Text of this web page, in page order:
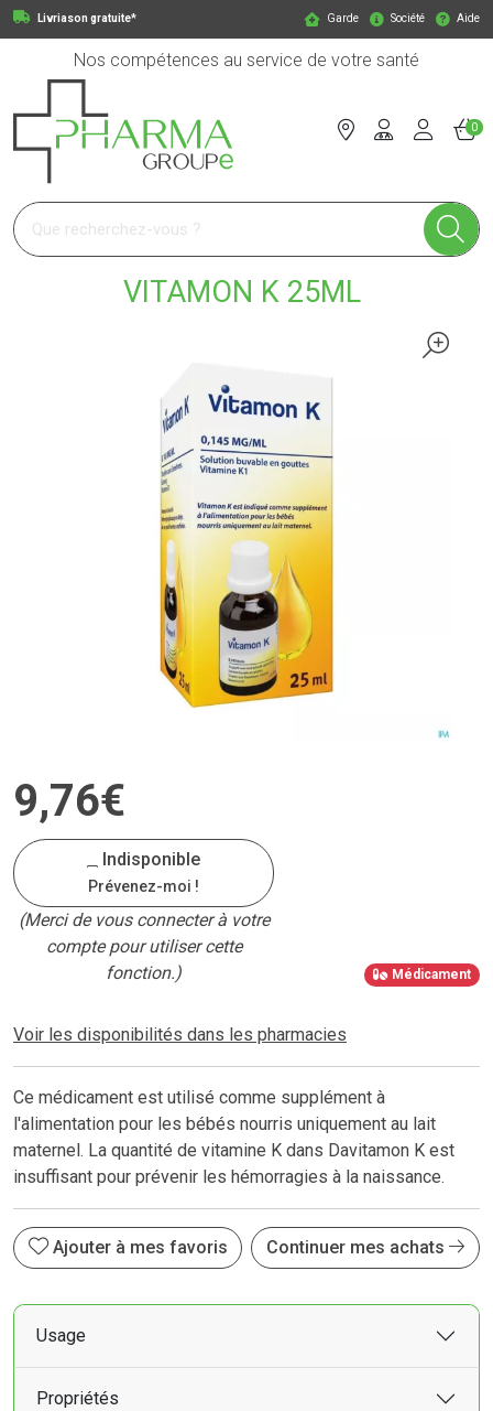
Livriason gratuite* Garde Société Aide
Nos compétences au service de votre santé
Pharmagroupe Votre pharmacie en ligne à votre service
0
VITAMON K 25ML
9,76€
Indisponible
Prévenez-moi !
(Merci de vous connecter à votre
compte pour utiliser cette
fonction.)
Médicament
Voir les disponibilités dans les pharmacies
Ce médicament est utilisé comme supplément à
l'alimentation pour les bébés nourris uniquement au lait
maternel. La quantité de vitamine K dans Davitamon K est
insuffisant pour prévenir les hémorragies à la naissance.
Ajouter à mes favoris Continuer mes achats
Usage
Propriétés